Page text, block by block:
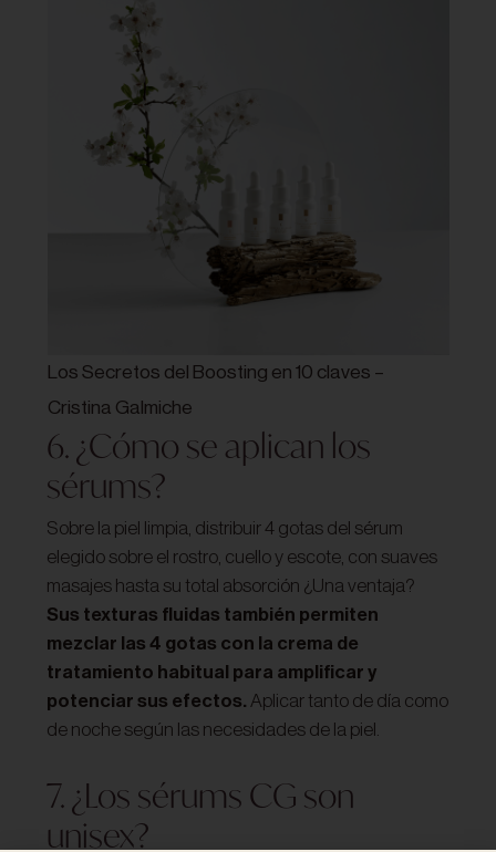
Los Secretos del Boosting en 10 claves –
Cristina Galmiche
6. ¿Cómo se aplican los
sérums?
Sobre la piel limpia, distribuir 4 gotas del sérum
elegido sobre el rostro, cuello y escote, con suaves
masajes hasta su total absorción ¿Una ventaja?
Sus texturas fluidas también permiten
mezclar las 4 gotas con la crema de
tratamiento habitual para amplificar y
potenciar sus efectos. Aplicar tanto de día como
de noche según las necesidades de la piel.
7. ¿Los sérums CG son
unisex?